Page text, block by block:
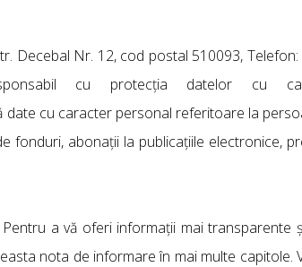
Decebal Nr. 12, cod postal 510093,
cu protecția datelor cu
cu caracter personal referitoare la
fonduri, abonații la publicațiile electronice,
a vă oferi informații mai transparente
nota de informare în mai multe capitole.